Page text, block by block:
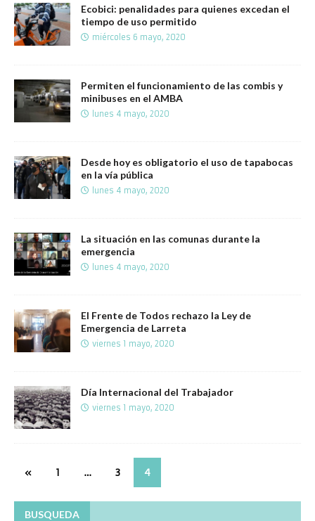
Ecobici: penalidades para quienes excedan el
tiempo de uso permitido
miércoles 6 mayo, 2020
Permiten el funcionamiento de las combis y
minibuses en el AMBA
lunes 4 mayo, 2020
Desde hoy es obligatorio el uso de tapabocas
en la vía pública
lunes 4 mayo, 2020
La situación en las comunas durante la
emergencia
lunes 4 mayo, 2020
El Frente de Todos rechazo la Ley de
Emergencia de Larreta
viernes 1 mayo, 2020
Día Internacional del Trabajador
viernes 1 mayo, 2020
« 1 … 3 4
BUSQUEDA